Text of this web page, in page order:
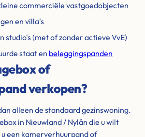
commerciële vastgoedobjecten
en villa's
studio's (met of zonder actieve VvE)
staat en beleggingspanden
of
verkopen?
alleen de standaard gezinswoning.
in Nieuwland / Nylân die u wilt
een kamerverhuurpand of